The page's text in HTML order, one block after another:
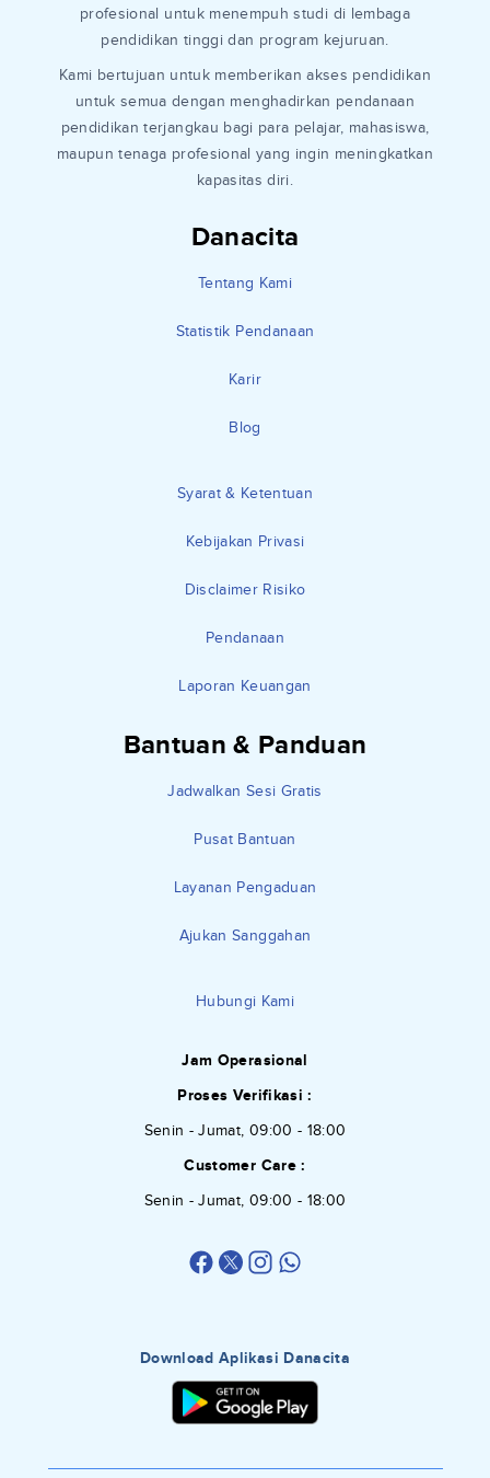
Danacita
Tentang Kami
Statistik Pendanaan
Karir
Blog
Syarat & Ketentuan
Kebijakan Privasi
Disclaimer Risiko
Pendanaan
Laporan Keuangan
Bantuan & Panduan
Jadwalkan Sesi Gratis
Pusat Bantuan
Layanan Pengaduan
Ajukan Sanggahan
Hubungi Kami
Jam Operasional
Proses Verifikasi :
Senin - Jumat, 09:00 - 18:00
Customer Care :
Senin - Jumat, 09:00 - 18:00
profesional untuk menempuh studi di lembaga
pendidikan tinggi dan program kejuruan.
Kami bertujuan untuk memberikan akses pendidikan
untuk semua dengan menghadirkan pendanaan
pendidikan terjangkau bagi para pelajar, mahasiswa,
maupun tenaga profesional yang ingin meningkatkan
kapasitas diri.
Download Aplikasi Danacita